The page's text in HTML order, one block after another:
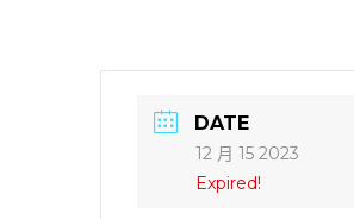
DATE
12 月 15 2023
Expired!